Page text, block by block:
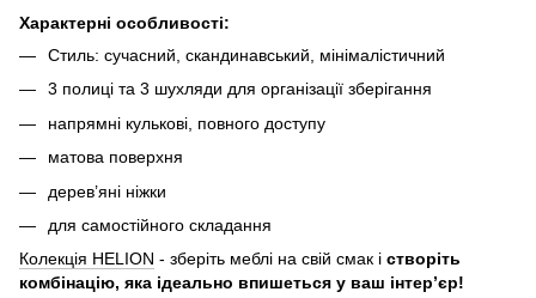
Характерні особливості:
Стиль: сучасний, скандинавський, мінімалістичний
3 полиці та 3 шухляди для організації зберігання
напрямні кулькові, повного доступу
матова поверхня
дерев’яні ніжки
для самостійного складання
Колекція HELION - зберіть меблі на свій смак і створіть
комбінацію, яка ідеально впишеться у ваш інтер’єр!